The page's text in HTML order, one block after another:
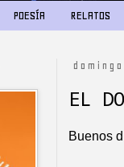
POESÍA RELATOS
EL
Buenos